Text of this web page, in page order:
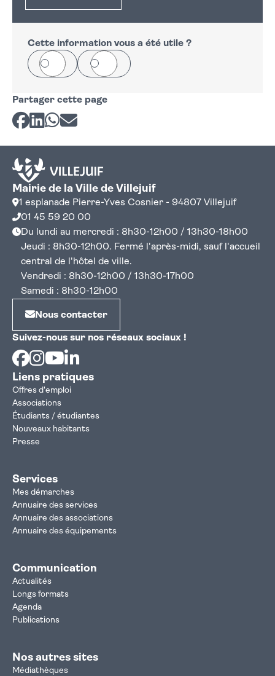
Cette information vous a été utile ?
Oui Non
Partager cette page
Partager sur Facebook
Partager sur LinkedIn
Partager sur Whatsapp
Partager par courriel
Mairie de la Ville de Villejuif
1 esplanade Pierre-Yves Cosnier - 94807 Villejuif
01 45 59 20 00
Du lundi au mercredi : 8h30-12h00 / 13h30-18h00
Jeudi : 8h30-12h00. Fermé l'après-midi, sauf l'accueil
central de l'hôtel de ville.
Vendredi : 8h30-12h00 / 13h30-17h00
Samedi : 8h30-12h00
Nous contacter
Suivez-nous sur nos réseaux sociaux !
Facebook
Instagram
Youtube
Liens pratiques
Offres d'emploi
Associations
Étudiants / étudiantes
Nouveaux habitants
Presse
Services
Mes démarches
Annuaire des services
Annuaire des associations
Annuaire des équipements
Communication
Actualités
Longs formats
Agenda
Publications
Nos autres sites
Médiathèques